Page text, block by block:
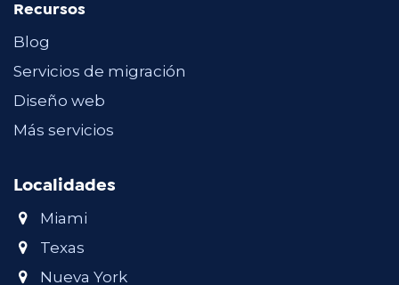
Recursos
Blog
Servicios de migración
Diseño web
Más servicios
Localidades
Miami
Texas
Nueva York